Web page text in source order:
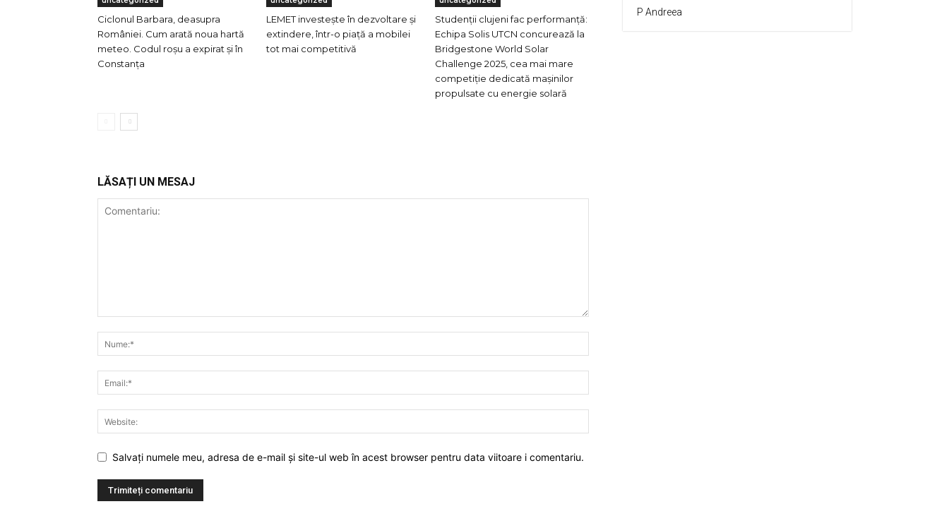
Ciclonul Barbara, deasupra
României. Cum arată noua hartă
meteo. Codul roșu a expirat și în
Constanța
LEMET investește în dezvoltare și
extindere, într-o piață a mobilei
tot mai competitivă
Studenții clujeni fac performanță:
Echipa Solis UTCN concurează la
Bridgestone World Solar
Challenge 2025, cea mai mare
competiție dedicată mașinilor
propulsate cu energie solară
LĂSAȚI UN MESAJ
Salvați numele meu, adresa de e-mail și site-ul web în acest browser pentru data viitoare i comentariu.
P Andreea